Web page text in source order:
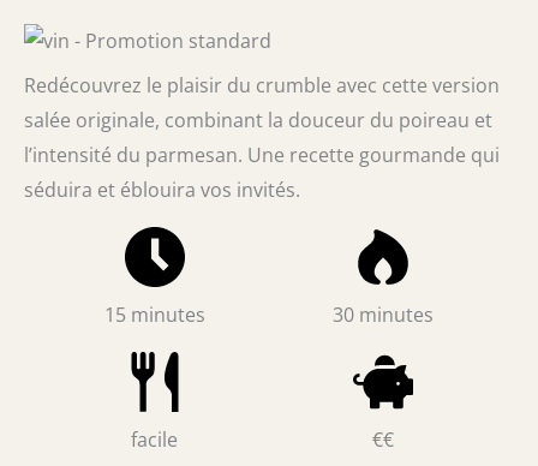
Redécouvrez le plaisir du crumble avec cette version
salée originale, combinant la douceur du poireau et
l’intensité du parmesan. Une recette gourmande qui
séduira et éblouira vos invités.
15 minutes 30 minutes
facile €€